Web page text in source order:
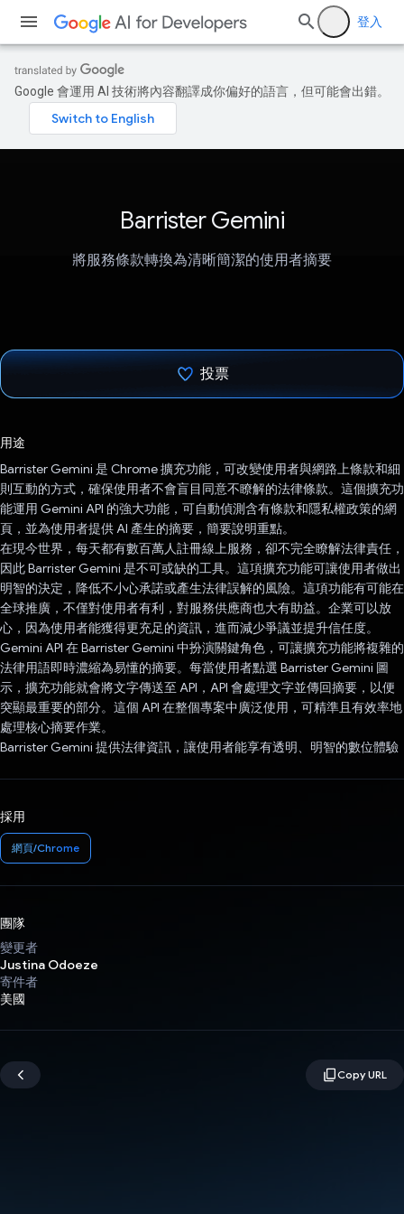
登入
Google 會運用 AI 技術將內容翻譯成你偏好的語言，但可能會出錯。
Barrister Gemini
將服務條款轉換為清晰簡潔的使用者摘要
投票
用途
Barrister Gemini 是 Chrome 擴充功能，可改變使用者與網路上條款和細
則互動的方式，確保使用者不會盲目同意不瞭解的法律條款。這個擴充功
能運用 Gemini API 的強大功能，可自動偵測含有條款和隱私權政策的網
頁，並為使用者提供 AI 產生的摘要，簡要說明重點。
在現今世界，每天都有數百萬人註冊線上服務，卻不完全瞭解法律責任，
因此 Barrister Gemini 是不可或缺的工具。這項擴充功能可讓使用者做出
明智的決定，降低不小心承諾或產生法律誤解的風險。這項功能有可能在
全球推廣，不僅對使用者有利，對服務供應商也大有助益。企業可以放
心，因為使用者能獲得更充足的資訊，進而減少爭議並提升信任度。
Gemini API 在 Barrister Gemini 中扮演關鍵角色，可讓擴充功能將複雜的
法律用語即時濃縮為易懂的摘要。每當使用者點選 Barrister Gemini 圖
示，擴充功能就會將文字傳送至 API，API 會處理文字並傳回摘要，以便
突顯最重要的部分。這個 API 在整個專案中廣泛使用，可精準且有效率地
處理核心摘要作業。
Barrister Gemini 提供法律資訊，讓使用者能享有透明、明智的數位體驗
採用
網頁/Chrome
團隊
變更者
Justina Odoeze
寄件者
美國